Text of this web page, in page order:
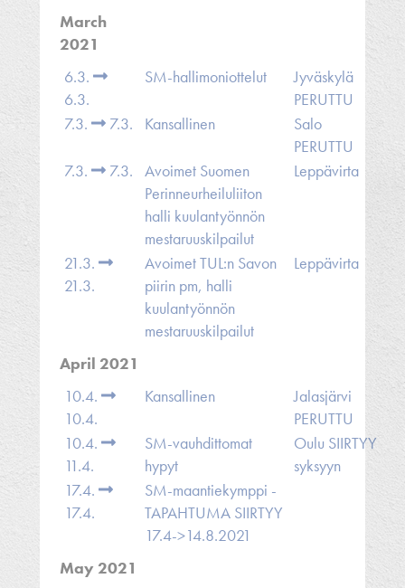
March
2021
6.3.
6.3.
SM-hallimoniottelut
Jyväskylä
PERUTTU
7.3.
7.3. Kansallinen
Salo
PERUTTU
7.3.
7.3.
Avoimet Suomen
Perinneurheiluliiton
halli kuulantyönnön
mestaruuskilpailut
Leppävirta
21.3.
21.3.
Avoimet TUL:n Savon
piirin pm, halli
kuulantyönnön
mestaruuskilpailut
Leppävirta
April 2021
10.4.
10.4.
Kansallinen
Jalasjärvi
PERUTTU
10.4.
11.4.
SM-vauhdittomat
hypyt
Oulu SIIRTYY
syksyyn
17.4.
17.4.
SM-maantiekymppi -
TAPAHTUMA SIIRTYY
17.4->14.8.2021
May 2021